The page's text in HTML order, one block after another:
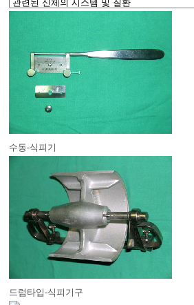
수동-식피기
드럼타입-식피기구